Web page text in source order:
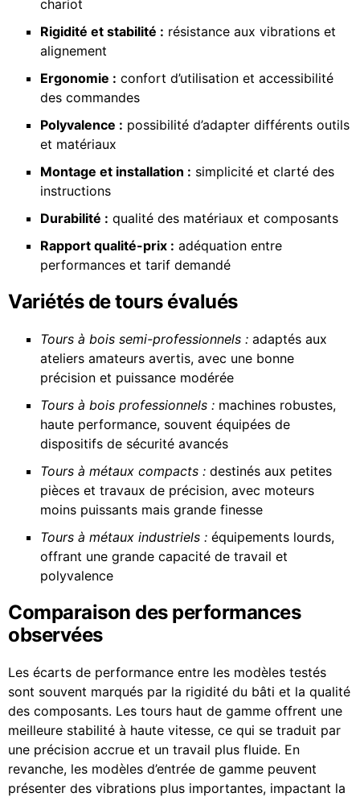
chariot
Rigidité et stabilité : résistance aux vibrations et
alignement
Ergonomie : confort d’utilisation et accessibilité
des commandes
Polyvalence : possibilité d’adapter différents outils
et matériaux
Montage et installation : simplicité et clarté des
instructions
Durabilité : qualité des matériaux et composants
Rapport qualité-prix : adéquation entre
performances et tarif demandé
Variétés de tours évalués
Tours à bois semi-professionnels : adaptés aux
ateliers amateurs avertis, avec une bonne
précision et puissance modérée
Tours à bois professionnels : machines robustes,
haute performance, souvent équipées de
dispositifs de sécurité avancés
Tours à métaux compacts : destinés aux petites
pièces et travaux de précision, avec moteurs
moins puissants mais grande finesse
Tours à métaux industriels : équipements lourds,
offrant une grande capacité de travail et
polyvalence
Comparaison des performances
observées
Les écarts de performance entre les modèles testés
sont souvent marqués par la rigidité du bâti et la qualité
des composants. Les tours haut de gamme offrent une
meilleure stabilité à haute vitesse, ce qui se traduit par
une précision accrue et un travail plus fluide. En
revanche, les modèles d’entrée de gamme peuvent
présenter des vibrations plus importantes, impactant la